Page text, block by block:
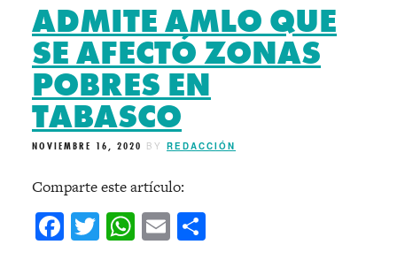
ADMITE AMLO QUE
SE AFECTÓ ZONAS
POBRES EN
TABASCO
NOVIEMBRE 16, 2020 BY REDACCIÓN
Comparte este artículo:
Facebook
Twitter
WhatsApp
Email